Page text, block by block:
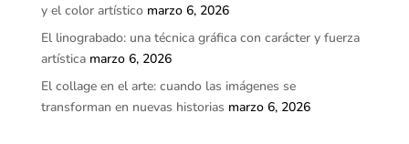
y el color artístico marzo 6, 2026
El linograbado: una técnica gráfica con carácter y fuerza
artística marzo 6, 2026
El collage en el arte: cuando las imágenes se
transforman en nuevas historias marzo 6, 2026